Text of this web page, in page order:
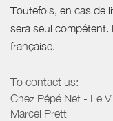
Toutefois, en cas de
sera seul compétent.
française.
To contact us:
Chez Pépé Net - Le
Marcel Pretti